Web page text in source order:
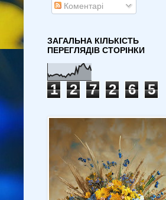
Коментарі
ЗАГАЛЬНА КІЛЬКІСТЬ
ПЕРЕГЛЯДІВ СТОРІНКИ
1 2 7 2 6 5